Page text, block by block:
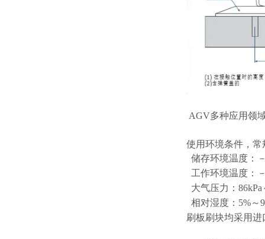
AGV多种应用领
使用环境条件，常
储存环境温度：
工作环境温度：
大气压力：86kPa
相对湿度：5%～
刷板刷块均采用进